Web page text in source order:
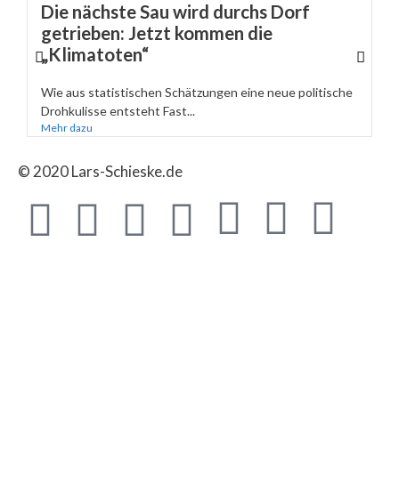
Die nächste Sau wird durchs Dorf
getrieben: Jetzt kommen die
„Klimatoten“
Wie aus statistischen Schätzungen eine neue politische
Drohkulisse entsteht Fast...
Mehr dazu
© 2020 Lars-Schieske.de